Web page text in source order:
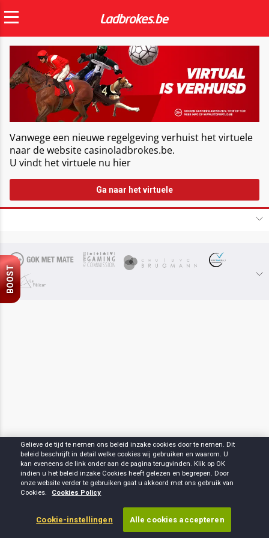
BOOST
Home Stort Live My bets
Vanwege een nieuwe regelgeving verhuist het virtuele
naar de website casinoladbrokes.be.
U vindt het virtuele nu hier
Ga naar het virtuele
Gelieve de tijd te nemen ons beleid inzake cookies door te nemen. Dit
beleid beschrijft in detail welke cookies wij gebruiken en waarom. U
kan eveneens de link onder aan de pagina terugvinden. Klik op OK
indien u het beleid inzake Cookies heeft gelezen en begrepen. Door
onze website verder te gebruiken gaat u akkoord met ons gebruik van
Cookies.
Cookies Policy
Cookie-instellingen Alle cookies accepteren